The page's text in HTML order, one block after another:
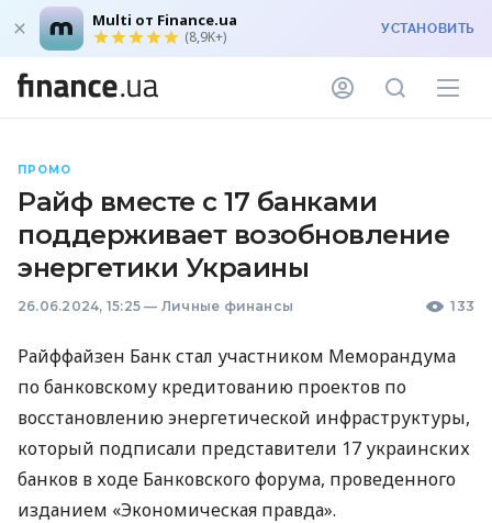
Multi от Finance.ua
(8,9K+) УСТАНОВИТЬ
ПРОМО
Райф вместе с 17 банками
поддерживает возобновление
энергетики Украины
26.06.2024, 15:25 — Личные финансы 133
Райффайзен Банк стал участником Меморандума
по банковскому кредитованию проектов по
восстановлению энергетической инфраструктуры,
который подписали представители 17 украинских
банков в ходе Банковского форума, проведенного
изданием «Экономическая правда».